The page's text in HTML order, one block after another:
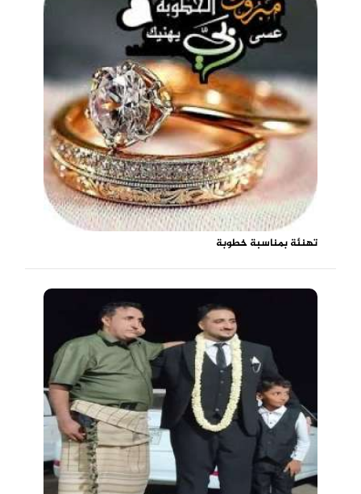
تهنئة بمناسبة خطوبة